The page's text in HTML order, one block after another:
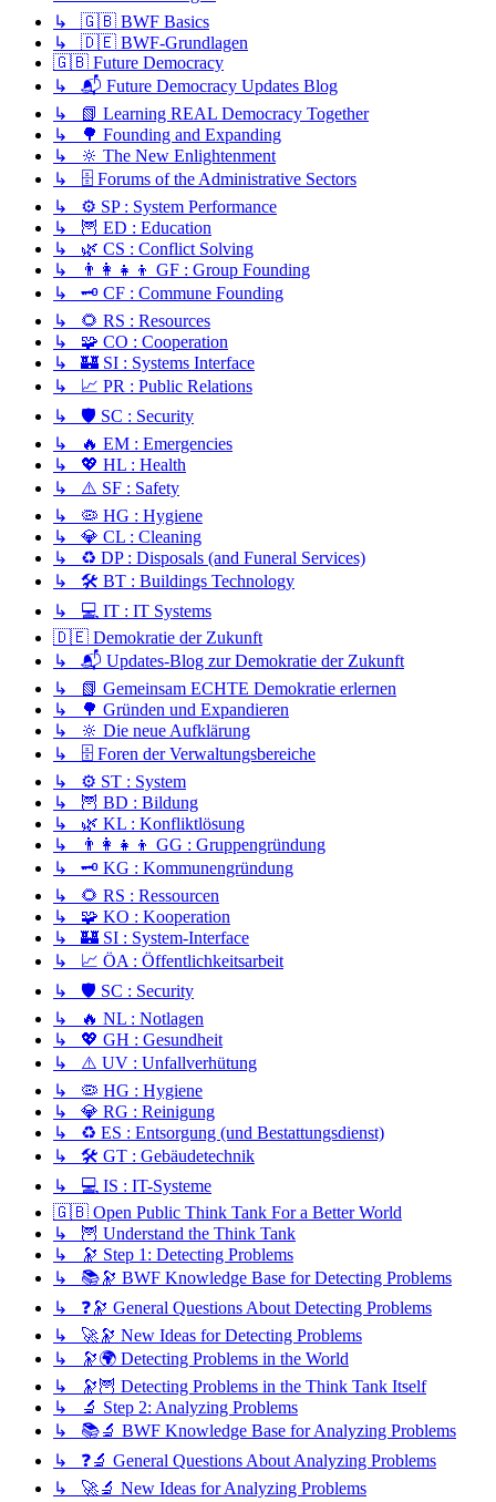
↳ 🇬🇧 BWF Basics
↳ 🇩🇪 BWF-Grundlagen
🇬🇧 Future Democracy
↳ 📬 Future Democracy Updates Blog
↳ 📗 Learning REAL Democracy Together
↳ 🌳 Founding and Expanding
↳ 🔆 The New Enlightenment
↳ 🗄️ Forums of the Administrative Sectors
↳ ⚙️ SP : System Performance
↳ 🦉 ED : Education
↳ 🌿 CS : Conflict Solving
↳ 👨‍👩‍👧‍👦 GF : Group Founding
↳ 🗝️ CF : Commune Founding
↳ 🌻 RS : Resources
↳ 🧩 CO : Cooperation
↳ 🏰 SI : Systems Interface
↳ 📈 PR : Public Relations
↳ 🛡️ SC : Security
↳ 🔥 EM : Emergencies
↳ 💖 HL : Health
↳ ⚠️ SF : Safety
↳ 🦠 HG : Hygiene
↳ 💎 CL : Cleaning
↳ ♻️ DP : Disposals (and Funeral Services)
↳ 🛠️ BT : Buildings Technology
↳ 💻 IT : IT Systems
🇩🇪 Demokratie der Zukunft
↳ 📬 Updates-Blog zur Demokratie der Zukunft
↳ 📗 Gemeinsam ECHTE Demokratie erlernen
↳ 🌳 Gründen und Expandieren
↳ 🔆 Die neue Aufklärung
↳ 🗄️ Foren der Verwaltungsbereiche
↳ ⚙️ ST : System
↳ 🦉 BD : Bildung
↳ 🌿 KL : Konfliktlösung
↳ 👨‍👩‍👧‍👦 GG : Gruppengründung
↳ 🗝️ KG : Kommunengründung
↳ 🌻 RS : Ressourcen
↳ 🧩 KO : Kooperation
↳ 🏰 SI : System-Interface
↳ 📈 ÖA : Öffentlichkeitsarbeit
↳ 🛡️ SC : Security
↳ 🔥 NL : Notlagen
↳ 💖 GH : Gesundheit
↳ ⚠️ UV : Unfallverhütung
↳ 🦠 HG : Hygiene
↳ 💎 RG : Reinigung
↳ ♻️ ES : Entsorgung (und Bestattungsdienst)
↳ 🛠️ GT : Gebäudetechnik
↳ 💻 IS : IT-Systeme
🇬🇧 Open Public Think Tank For a Better World
↳ 🦉 Understand the Think Tank
↳ 🔭 Step 1: Detecting Problems
↳ 📚🔭 BWF Knowledge Base for Detecting Problems
↳ ❓🔭 General Questions About Detecting Problems
↳ 🚀🔭 New Ideas for Detecting Problems
↳ 🔭🌍 Detecting Problems in the World
↳ 🔭🦉 Detecting Problems in the Think Tank Itself
↳ 🔬 Step 2: Analyzing Problems
↳ 📚🔬 BWF Knowledge Base for Analyzing Problems
↳ ❓🔬 General Questions About Analyzing Problems
↳ 🚀🔬 New Ideas for Analyzing Problems